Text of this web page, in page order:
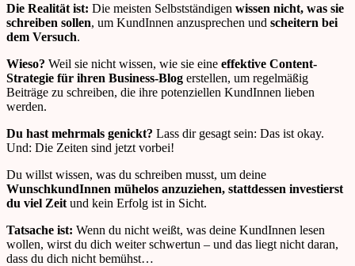
Die Realität ist: Die meisten Selbstständigen wissen nicht, was sie
schreiben sollen, um KundInnen anzusprechen und scheitern bei
dem Versuch.
Wieso? Weil sie nicht wissen, wie sie eine effektive Content-
Strategie für ihren Business-Blog erstellen, um regelmäßig
Beiträge zu schreiben, die ihre potenziellen KundInnen lieben
werden.
Du hast mehrmals genickt? Lass dir gesagt sein: Das ist okay.
Und: Die Zeiten sind jetzt vorbei!
Du willst wissen, was du schreiben musst, um deine
WunschkundInnen mühelos anzuziehen, stattdessen investierst
du viel Zeit und kein Erfolg ist in Sicht.
Tatsache ist: Wenn du nicht weißt, was deine KundInnen lesen
wollen, wirst du dich weiterschwertun – und das liegt nicht daran,
dass du dich nicht bemühst…